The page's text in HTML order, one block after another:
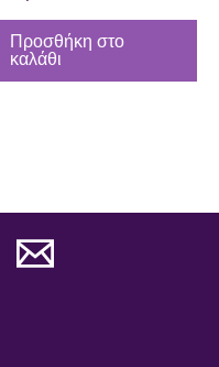
Προσθήκη στο
καλάθι